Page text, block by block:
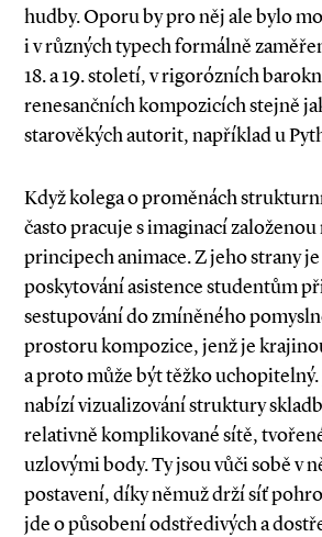
hudby. Oporu by pro něj ale bylo
i v různých typech formálně
18. a 19. století, v rigorózních
renesančních kompozicích stejně
starověkých autorit, například u
Když kolega o proměnách
často pracuje s imaginací
principech animace. Z jeho strany
poskytování asistence studentům
sestupování do zmíněného
prostoru kompozice, jenž je
a proto může být těžko
nabízí vizualizování struktury
relativně komplikované sítě,
uzlovými body. Ty jsou vůči sobě v
postavení, díky němuž drží síť
jde o působení odstředivých a